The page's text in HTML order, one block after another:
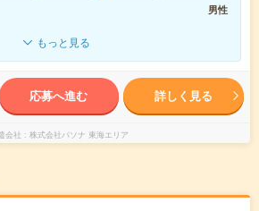
男性
もっと見る
応募へ進む 詳しく見る
会社 株式会社パソナ 東海エリア